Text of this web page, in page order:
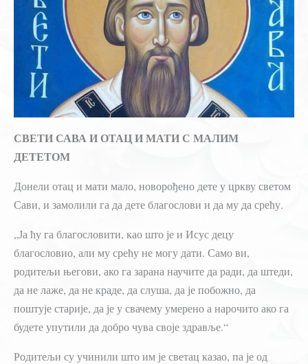
СВЕТИ САВА И ОТАЦ И МАТИ С МАЛИМ
ДЕТЕТОМ
Донели отац и мати мало, новорођено дете у цркву светом
Сави, и замолили га да дете благослови и да му да срећу.
„Ја ћу га благословити, као што је и Исус децу
благословио, али му срећу не могу дати. Само ви,
родитељи његови, ако га зарана научите да ради, да штеди,
да не лаже, да не краде, да слуша, да је побожно, да
поштује старије, да је у свачему умерено а нарочито ако га
будете упутили да добро чува своје здравље.“
Родитељи су учинили што им је светац казао, па је од